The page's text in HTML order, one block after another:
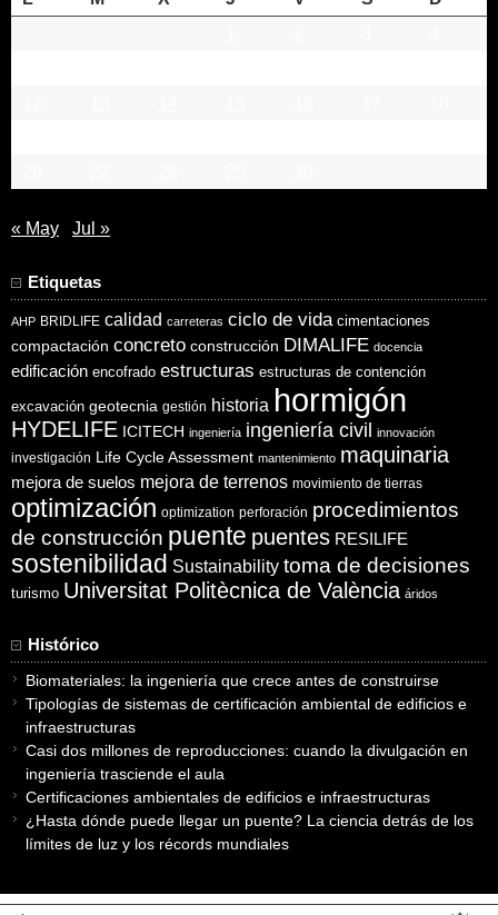
« May Jul »
Etiquetas
AHP BRIDLIFE calidad carreteras ciclo de vida cimentaciones
compactación concreto construcción DIMALIFE docencia
edificación encofrado estructuras estructuras de contención
excavación geotecnia gestión historia hormigón
HYDELIFE ICITECH ingeniería ingeniería civil innovación
investigación Life Cycle Assessment mantenimiento maquinaria
mejora de suelos mejora de terrenos movimiento de tierras
optimización optimization perforación procedimientos
de construcción puente puentes RESILIFE
sostenibilidad Sustainability toma de decisiones
turismo Universitat Politècnica de València áridos
Histórico
Biomateriales: la ingeniería que crece antes de construirse
Tipologías de sistemas de certificación ambiental de edificios e
infraestructuras
Casi dos millones de reproducciones: cuando la divulgación en
ingeniería trasciende el aula
Certificaciones ambientales de edificios e infraestructuras
¿Hasta dónde puede llegar un puente? La ciencia detrás de los
límites de luz y los récords mundiales